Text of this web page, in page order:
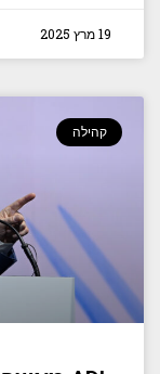
19 מרץ 2025
קהילה